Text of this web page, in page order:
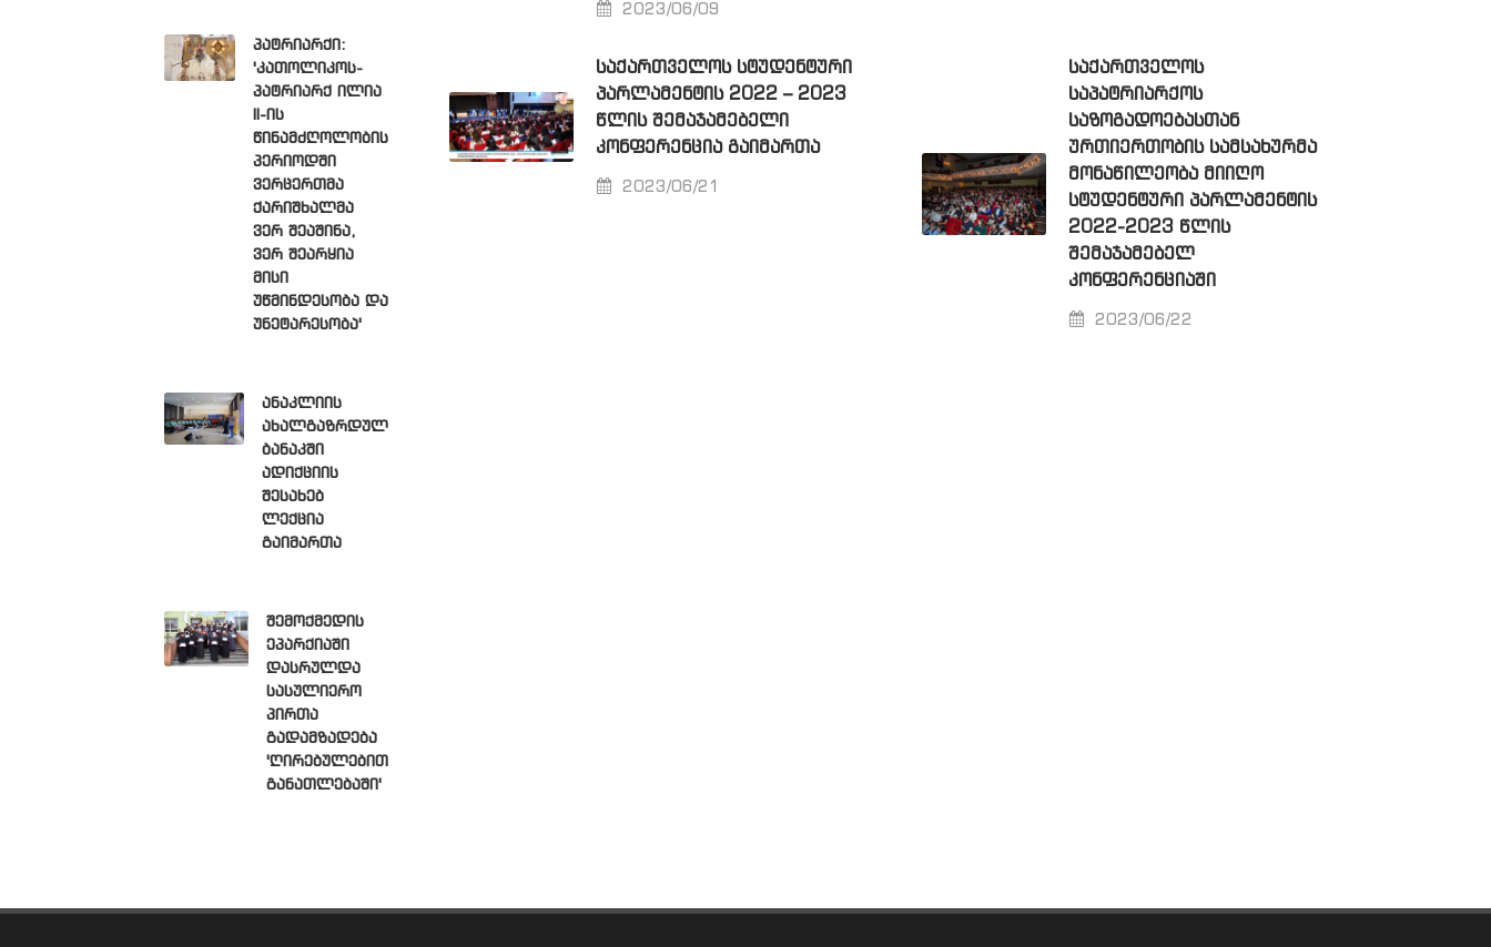
2023/06/09
ᲡᲐᲥᲐᲠᲗᲕᲔᲚᲝᲡ ᲡᲢᲣᲓᲔᲜᲢᲣᲠᲘ
ᲞᲐᲠᲚᲐᲛᲔᲜᲢᲘᲡ 2022 – 2023
ᲬᲚᲘᲡ ᲨᲔᲛᲐᲯᲐᲛᲔᲑᲔᲚᲘ
ᲙᲝᲜᲤᲔᲠᲔᲜᲪᲘᲐ ᲒᲐᲘᲛᲐᲠᲗᲐ
2023/06/21
ᲡᲐᲥᲐᲠᲗᲕᲔᲚᲝᲡ
ᲡᲐᲞᲐᲢᲠᲘᲐᲠᲥᲝᲡ
ᲡᲐᲖᲝᲒᲐᲓᲝᲔᲑᲐᲡᲗᲐᲜ
ᲣᲠᲗᲘᲔᲠᲗᲝᲑᲘᲡ ᲡᲐᲛᲡᲐᲮᲣᲠᲛᲐ
ᲛᲝᲜᲐᲬᲘᲚᲔᲝᲑᲐ ᲛᲘᲘᲦᲝ
ᲡᲢᲣᲓᲔᲜᲢᲣᲠᲘ ᲞᲐᲠᲚᲐᲛᲔᲜᲢᲘᲡ
2022-2023 ᲬᲚᲘᲡ
ᲨᲔᲛᲐᲯᲐᲛᲔᲑᲔᲚ
ᲙᲝᲜᲤᲔᲠᲔᲜᲪᲘᲐᲨᲘ
2023/06/22
პატრიარქი:
'კათოლიკოს-
პატრიარქ ილია
II-ის
წინამძღოლობის
პერიოდში
ვერცერთმა
ქარიშხალმა
ვერ შეაშინა,
ვერ შეარყია
მისი
უწმინდესობა და
უნეტარესობა'
ანაკლიის
ახალგაზრდულ
ბანაკში
ადიქციის
შესახებ
ლექცია
გაიმართა
შემოქმედის
ეპარქიაში
დასრულდა
სასულიერო
პირთა
გადამზადება
'ღირებულებით
განათლებაში'